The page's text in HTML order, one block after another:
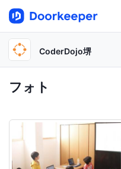
CoderDojo堺
フォト